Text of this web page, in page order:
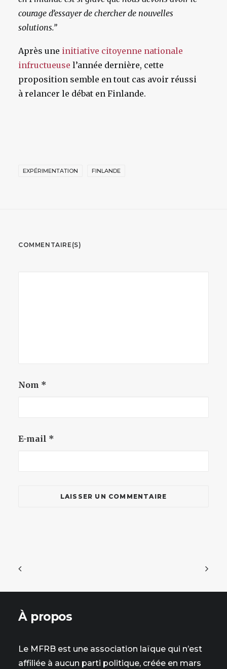
courage d’essayer de chercher de nouvelles
solutions.”
Après une initiative citoyenne nationale
infructueuse l’année dernière, cette
proposition semble en tout cas avoir réussi
à relancer le débat en Finlande.
EXPÉRIMENTATION FINLANDE
COMMENTAIRE(S)
Nom *
E-mail *
À propos
Le MFRB est une association laïque qui n’est
affiliée à aucun parti politique, créée en mars